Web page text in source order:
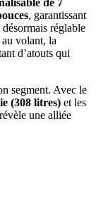
, garantissant
réglable
volant, la
d’atouts qui
segment. Avec le
(308 litres) et les
une alliée